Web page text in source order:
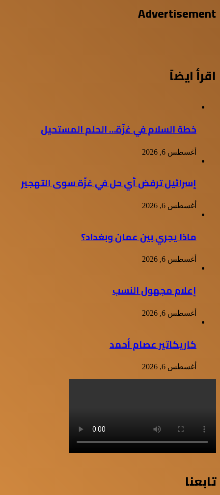
Advertisement
اقرأ ايضاً
خطة السلام في غزّة… الحلم المستحيل
أغسطس 6, 2026
إسرائيل ترفض أي حل في غزّة سوى التهجير
أغسطس 6, 2026
ماذا يجري بين عمان وبغداد؟
أغسطس 6, 2026
إعلام مجهول النسب
أغسطس 6, 2026
كاريكاتير عصام أحمد
أغسطس 6, 2026
تابعنا